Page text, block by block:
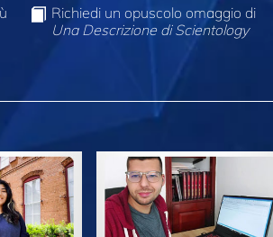
Richiedi un opuscolo omaggio di
Una Descrizione di Scientology